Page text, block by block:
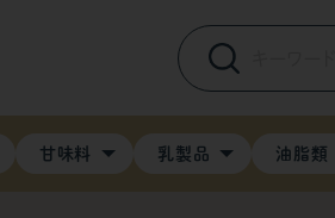
甘味料 乳製品 油脂類